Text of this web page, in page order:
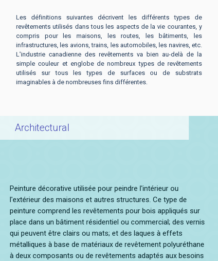
Les définitions suivantes décrivent les différents types de
revêtements utilisés dans tous les aspects de la vie courantes, y
compris pour les maisons, les routes, les bâtiments, les
infrastructures, les avions, trains, les automobiles, les navires, etc.
L'industrie canadienne des revêtements va bien au-delà de la
simple couleur et englobe de nombreux types de revêtements
utilisés sur tous les types de surfaces ou de substrats
imaginables à de nombreuses fins différentes.
Architectural
Peinture décorative utilisée pour peindre l'intérieur ou
l'extérieur des maisons et autres structures. Ce type de
peinture comprend les revêtements pour bois appliqués sur
place dans un bâtiment résidentiel ou commercial; des vernis
qui peuvent être clairs ou mats; et des laques à effets
métalliques à base de matériaux de revêtement polyuréthane
à deux composants ou de revêtements adaptés aux besoins